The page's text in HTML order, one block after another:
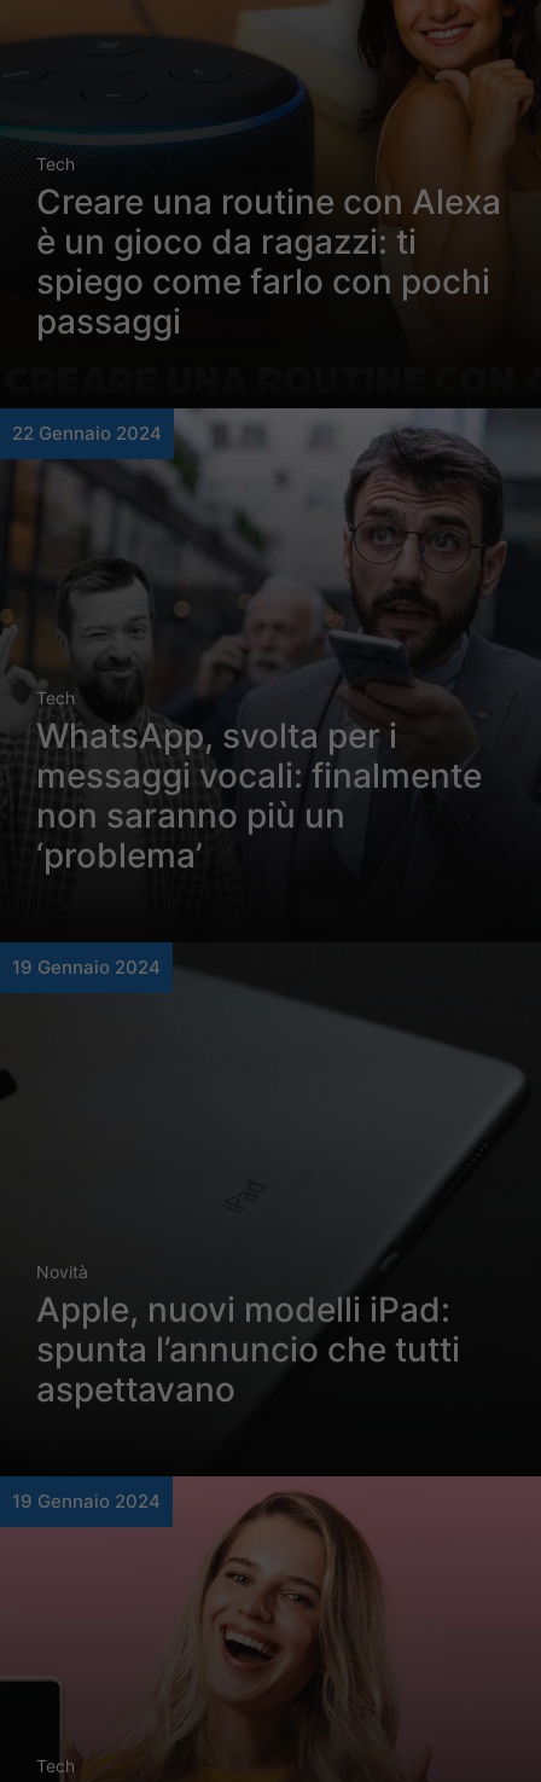
Tech
Creare una routine con Alexa
è un gioco da ragazzi: ti
spiego come farlo con pochi
passaggi
22 Gennaio 2024
Tech
WhatsApp, svolta per i
messaggi vocali: finalmente
non saranno più un
‘problema’
19 Gennaio 2024
Novità
Apple, nuovi modelli iPad:
spunta l’annuncio che tutti
aspettavano
19 Gennaio 2024
Tech